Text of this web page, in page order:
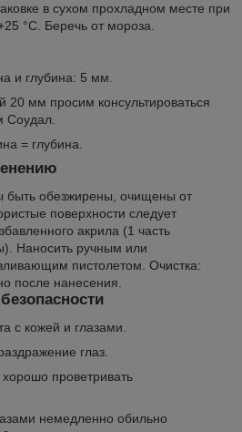
в сухом прохладном месте при
°C. Беречь от мороза.
и глубина: 5 мм.
мм просим консультироваться
Соудал.
= глубина.
быть обезжирены, очищены от
поверхности следует
акрила (1 часть
Наносить ручным или
пистолетом. Очистка:
после нанесения.
с кожей и глазами.
глаз.
проветривать
немедленно обильно